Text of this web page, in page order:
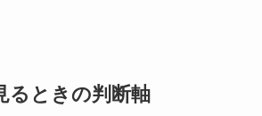
るときの判断軸